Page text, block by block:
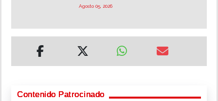
Agosto 05, 2026
Contenido Patrocinado